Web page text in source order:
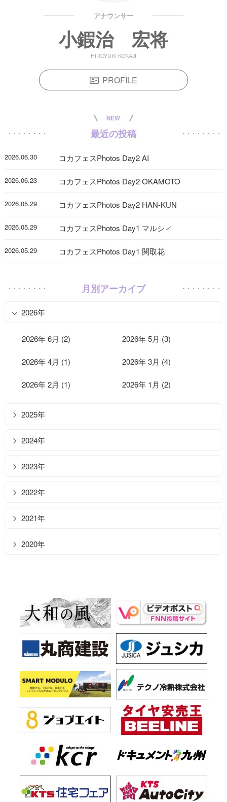
アナウンサー
小鍜治 宏将
HIROYUKI KOKAJI
PROFILE
NEW
最近の投稿
2026.06.30 コカフェスPhotos Day2 AI
2026.06.23 コカフェスPhotos Day2 OKAMOTO
2026.05.29 コカフェスPhotos Day2 HAN-KUN
2026.05.29 コカフェスPhotos Day1 マルシィ
2026.05.29 コカフェスPhotos Day1 関取花
月別アーカイブ
2026年
2026年 6月 (2) 2026年 5月 (3)
2026年 4月 (1) 2026年 3月 (4)
2026年 2月 (1) 2026年 1月 (2)
2025年
2024年
2023年
2022年
2021年
2020年